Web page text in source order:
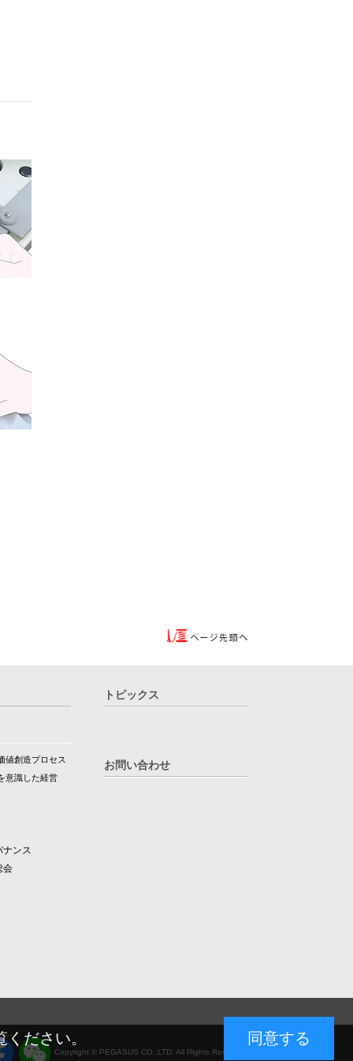
値創造プロセス
意識した経営
ナンス
会
トピックス
お問い合わせ
Copyright © PEGASUS CO.,LTD. All Rights Reserved.
ださい。 同意する